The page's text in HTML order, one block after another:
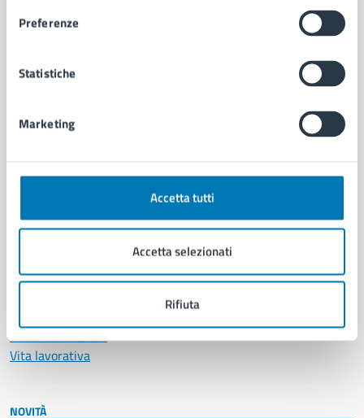
Preferenze
Statistiche
Marketing
Accetta tutti
Accetta selezionati
Rifiuta
Politici
Intranet, posta aziendale e protocollo
CATEGORIE DI SERVIZIO
Anagrafe e stato civile
Cultura e tempo libero
Educazione e formazione
Giustizia e sicurezza pubblica
Servizi Cimiteriali
Vita lavorativa
NOVITÀ